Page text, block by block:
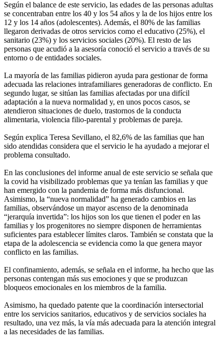
Según el balance de este servicio, las edades de las personas adultas
se concentraban entre los 40 y los 54 años y la de los hijos entre los
12 y los 14 años (adolescentes). Además, el 80% de las familias
llegaron derivadas de otros servicios como el educativo (25%), el
sanitario (23%) y los servicios sociales (20%). El resto de las
personas que acudió a la asesoría conoció el servicio a través de su
entorno o de entidades sociales.
La mayoría de las familias pidieron ayuda para gestionar de forma
adecuada las relaciones intrafamiliares generadoras de conflicto. En
segundo lugar, se sitúan las familias afectadas por una difícil
adaptación a la nueva normalidad y, en unos pocos casos, se
atendieron situaciones de duelo, trastornos de la conducta
alimentaria, violencia filio-parental y problemas de pareja.
Según explica Teresa Sevillano, el 82,6% de las familias que han
sido atendidas considera que el servicio le ha ayudado a mejorar el
problema consultado.
En las conclusiones del informe anual de este servicio se señala que
la covid ha visibilizado problemas que ya tenían las familias y que
han emergido con la pandemia de forma más disfuncional.
Asimismo, la “nueva normalidad” ha generado cambios en las
familias, observándose un mayor ascenso de la denominada
“jerarquía invertida”: los hijos son los que tienen el poder en las
familias y los progenitores no siempre disponen de herramientas
suficientes para establecer límites claros. También se constata que la
etapa de la adolescencia se evidencia como la que genera mayor
conflicto en las familias.
El confinamiento, además, se señala en el informe, ha hecho que las
personas contengan más sus emociones y que se produzcan
bloqueos emocionales en los miembros de la familia.
Asimismo, ha quedado patente que la coordinación intersectorial
entre los servicios sanitarios, educativos y de servicios sociales ha
resultado, una vez más, la vía más adecuada para la atención integral
a las necesidades de las familias.